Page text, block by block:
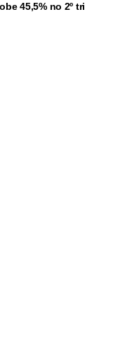
45,5% no 2º tri